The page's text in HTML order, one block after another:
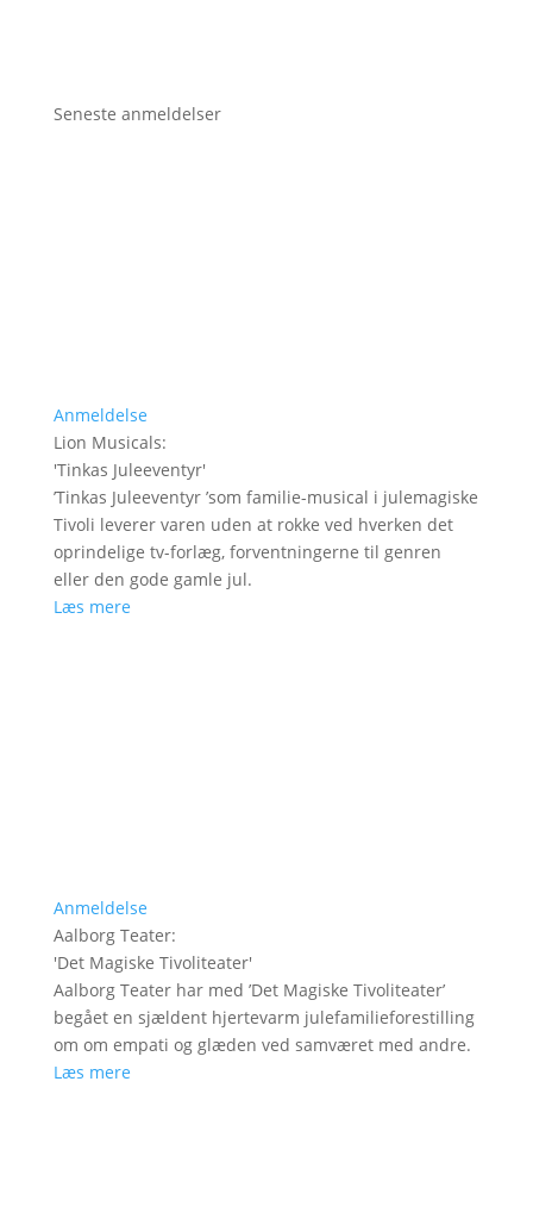
Seneste anmeldelser
Anmeldelse
Lion Musicals:
'Tinkas Juleeventyr'
’Tinkas Juleeventyr ’som familie-musical i julemagiske
Tivoli leverer varen uden at rokke ved hverken det
oprindelige tv-forlæg, forventningerne til genren
eller den gode gamle jul.
Læs mere
Anmeldelse
Aalborg Teater:
'Det Magiske Tivoliteater'
Aalborg Teater har med ’Det Magiske Tivoliteater’
begået en sjældent hjertevarm julefamilieforestilling
om om empati og glæden ved samværet med andre.
Læs mere